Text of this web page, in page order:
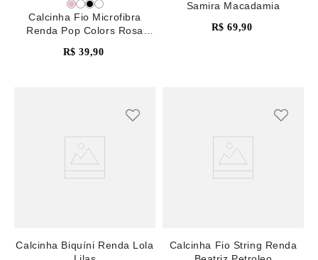
Calcinha Fio Microfibra
Renda Pop Colors Rosa
R$ 39,90
Samira Macadamia
R$ 69,90
Calcinha Biquíni Renda Lola
Calcinha Fio String Renda